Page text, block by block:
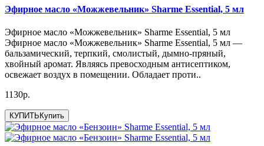
Эфирное масло «Можжевельник» Sharme Essential, 5 мл
Эфирное масло «Можжевельник» Sharme Essential, 5 мл
Эфирное масло «Можжевельник» Sharme Essential, 5 мл —
бальзамический, терпкий, смолистый, дымно-пряный,
хвойный аромат. Являясь превосходным антисептиком,
освежает воздух в помещении. Обладает проти..
1130р.
КУПИТЬ Купить